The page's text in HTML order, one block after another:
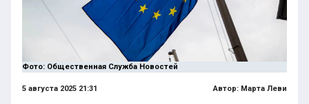
Фото: Общественная Служба Новостей
5 августа 2025 21:31 Автор: Марта Леви